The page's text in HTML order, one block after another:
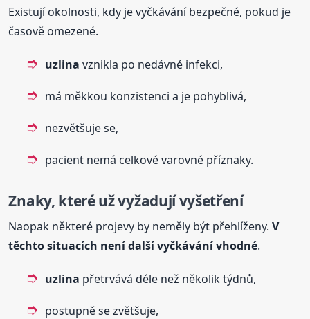
Existují okolnosti, kdy je vyčkávání bezpečné, pokud je
časově omezené.
uzlina vznikla po nedávné infekci,
má měkkou konzistenci a je pohyblivá,
nezvětšuje se,
pacient nemá celkové varovné příznaky.
Znaky, které už vyžadují vyšetření
Naopak některé projevy by neměly být přehlíženy.V
těchto situacích není další vyčkávání vhodné.
uzlina přetrvává déle než několik týdnů,
postupně se zvětšuje,